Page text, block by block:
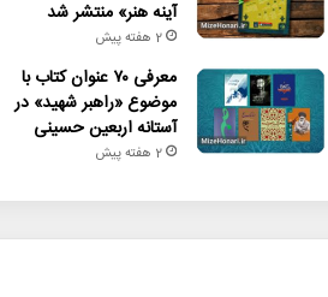
آینه هنر» منتشر شد
2 هفته پیش
معرفی ۷۰ عنوان کتاب با
موضوع «راهبر شهید» در
آستانه اربعین حسینی
2 هفته پیش